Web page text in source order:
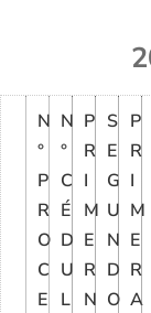
N
°
P
R
O
C
E
N
°
C
É
D
U
L
P
R
I
M
E
R
N
S
E
G
U
N
D
O
P
R
I
M
E
R
A